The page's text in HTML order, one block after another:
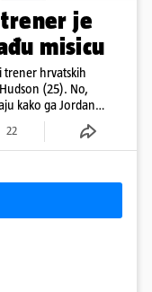
je
misicu
trener hrvatskih
(25). No,
kako ga Jordan
22